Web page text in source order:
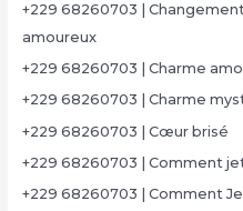
+229 68260703 |
amoureux
+229 68260703 | Charme
+229 68260703 | Charme
+229 68260703 | Cœur brisé
+229 68260703 | Comment
+229 68260703 | Comment